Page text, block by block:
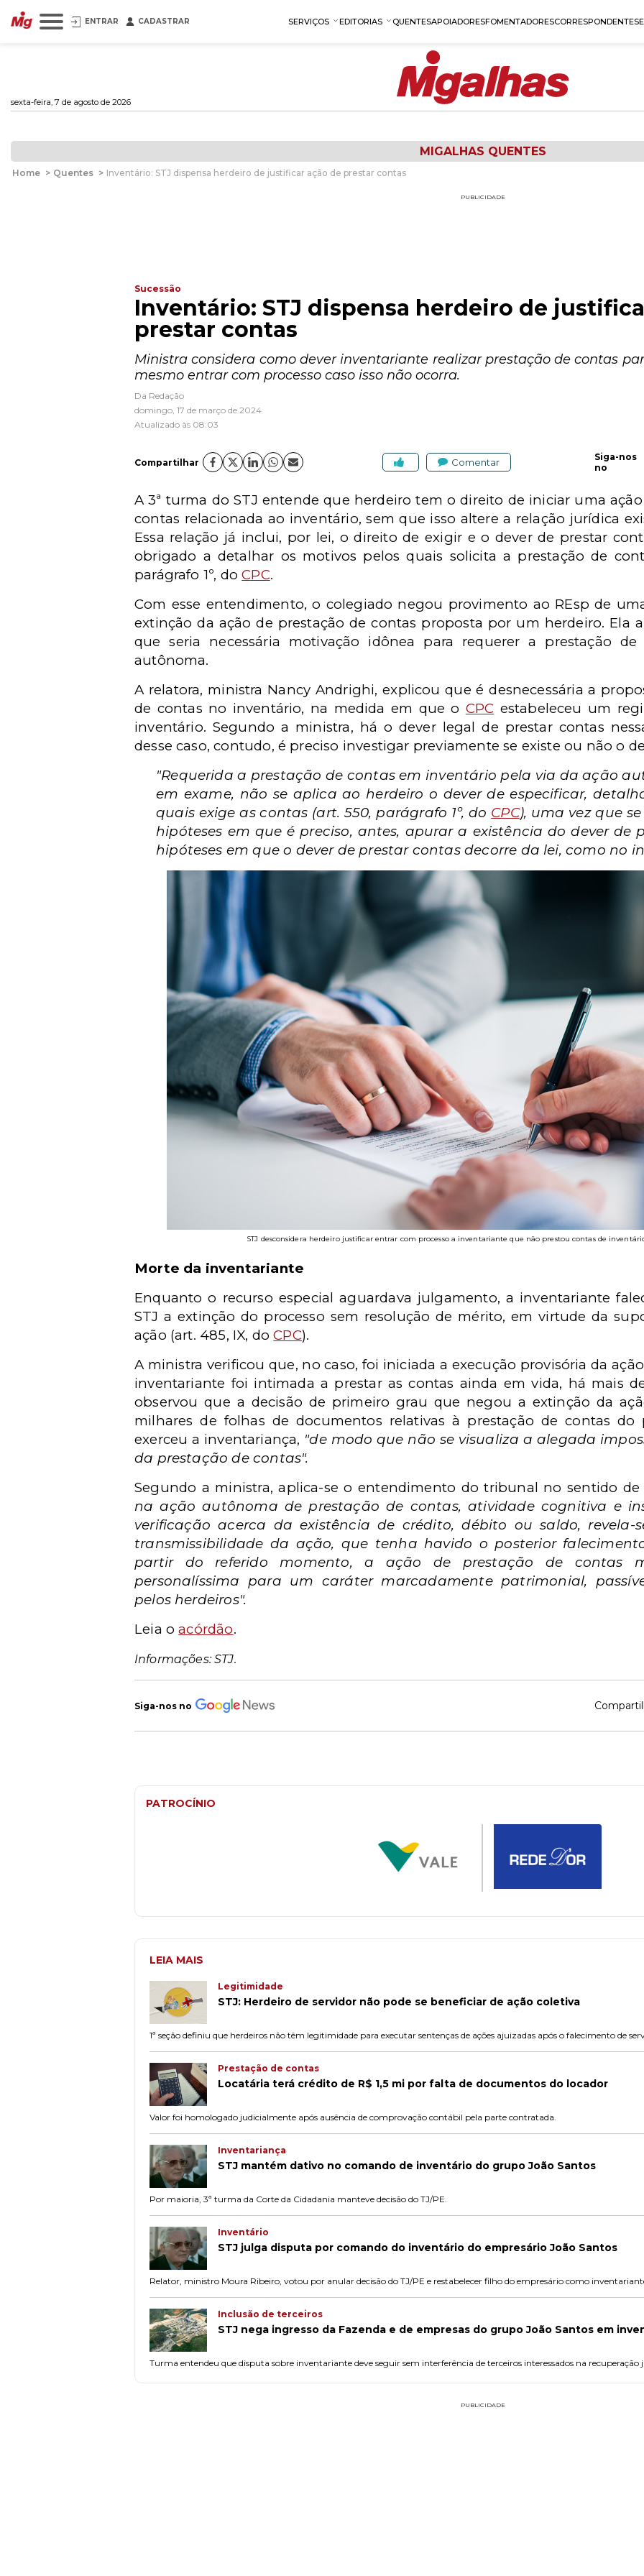
ENTRAR CADASTRAR SERVIÇOS EDITORIAS QUENTESAPOIADORESFOMENTADORESCORRESPONDENTES
sexta-feira, 7 de agosto de 2026
MIGALHAS QUENTES
Home > Quentes > Inventário: STJ dispensa herdeiro de justificar ação de prestar contas
PUBLICIDADE
Sucessão
Inventário: STJ dispensa herdeiro de
prestar contas
Ministra considera como dever inventariante realizar prestação de contas
mesmo entrar com processo caso isso não ocorra.
Da Redação
domingo, 17 de março de 2024
Atualizado às 08:03
Compartilhar Comentar
Siga-nos
no
A 3ª turma do STJ entende que herdeiro tem o direito de iniciar uma
contas relacionada ao inventário, sem que isso altere a relação jurídica
Essa relação já inclui, por lei, o direito de exigir e o dever de prestar
obrigado a detalhar os motivos pelos quais solicita a prestação de
parágrafo 1º, doCPC.
Com esse entendimento, o colegiado negou provimento ao REsp de
extinção da ação de prestação de contas proposta por um herdeiro. Ela
que seria necessária motivação idônea para requerer a prestação
autônoma.
A relatora, ministra Nancy Andrighi, explicou que é desnecessária a
de contas no inventário, na medida em que o CPC estabeleceu um
inventário. Segundo a ministra, há o dever legal de prestar contas
desse caso, contudo, é preciso investigar previamente se existe ou não o
"Requerida a prestação de contas em inventário pela via da ação
em exame, não se aplica ao herdeiro o dever de especificar,
quais exige as contas (art. 550, parágrafo 1º, do CPC), uma vez que
hipóteses em que é preciso, antes, apurar a existência do dever de
hipóteses em que o dever de prestar contas decorre da lei, como no
STJ desconsidera herdeiro justificar entrar com processo a inventariante que não prestou contas de
Morte da inventariante
Enquanto o recurso especial aguardava julgamento, a inventariante
STJ a extinção do processo sem resolução de mérito, em virtude da
ação (art. 485, IX, doCPC).
A ministra verificou que, no caso, foi iniciada a execução provisória da
inventariante foi intimada a prestar as contas ainda em vida, há mais
observou que a decisão de primeiro grau que negou a extinção da
milhares de folhas de documentos relativas à prestação de contas
exerceu a inventariança, "de modo que não se visualiza a alegada
da prestação de contas".
Segundo a ministra, aplica-se o entendimento do tribunal no sentido
na ação autônoma de prestação de contas, atividade cognitiva e
verificação acerca da existência de crédito, débito ou saldo, revela-
transmissibilidade da ação, que tenha havido o posterior
partir do referido momento, a ação de prestação de contas
personalíssima para um caráter marcadamente patrimonial,
pelos herdeiros".
Leia oacórdão.
Informações: STJ.
Siga-nos no
PATROCÍNIO
LEIA MAIS
Legitimidade
STJ: Herdeiro de servidor não pode se beneficiar de ação coletiva
1ª seção definiu que herdeiros não têm legitimidade para executar sentenças de ações ajuizadas após o falecimento de
Prestação de contas
Locatária terá crédito de R$ 1,5 mi por falta de documentos do locador
Valor foi homologado judicialmente após ausência de comprovação contábil pela parte contratada.
Inventariança
STJ mantém dativo no comando de inventário do grupo João Santos
Por maioria, 3ª turma da Corte da Cidadania manteve decisão do TJ/PE.
Inventário
STJ julga disputa por comando do inventário do empresário João Santos
Relator, ministro Moura Ribeiro, votou por anular decisão do TJ/PE e restabelecer filho do empresário como
Inclusão de terceiros
STJ nega ingresso da Fazenda e de empresas do grupo João Santos em
Turma entendeu que disputa sobre inventariante deve seguir sem interferência de terceiros interessados na recuperação
PUBLICIDADE